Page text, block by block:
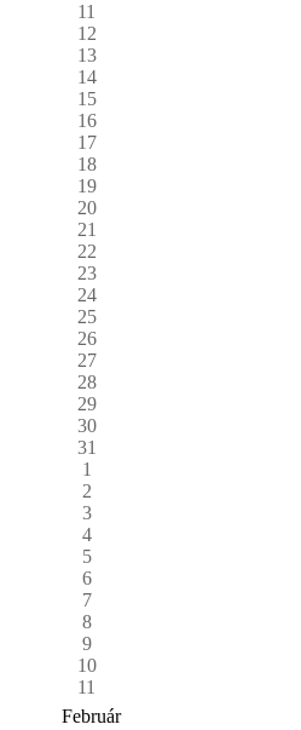
11
12
13
14
15
16
17
18
19
20
21
22
23
24
25
26
27
28
29
30
31
1
2
3
4
5
6
7
8
9
10
11
Február